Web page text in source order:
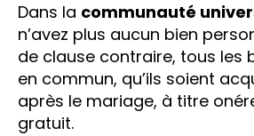
Dans la communauté
n’avez plus aucun bien
de clause contraire, tous les
en commun, qu’ils soient
après le mariage, à titre
gratuit.